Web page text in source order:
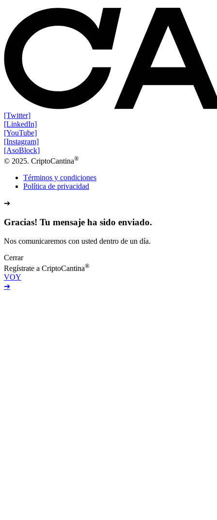
[Twitter]
[LinkedIn]
[YouTube]
[Instagram]
[AsoBlock]
© 2025. CriptoCantina®
Términos y condiciones
Política de privacidad
➔
Gracias! Tu mensaje ha sido enviado.
Nos comunicaremos con usted dentro de un día.
Cerrar
Regístrate a CriptoCantina®
VOY
➔